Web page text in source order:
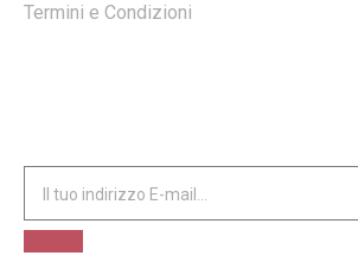
Termini e Condizioni